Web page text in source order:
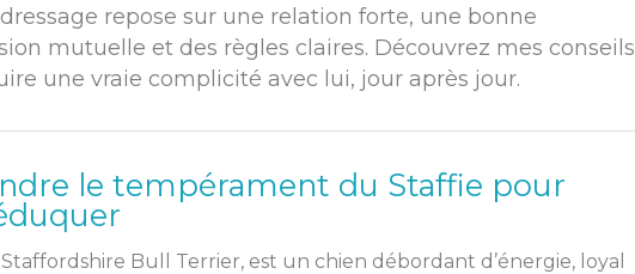
repose sur une relation forte, une bonne
mutuelle et des règles claires. Découvrez mes conseils
une vraie complicité avec lui, jour après jour.
le tempérament du Staffie pour
Bull Terrier, est un chien débordant d’énergie, loyal